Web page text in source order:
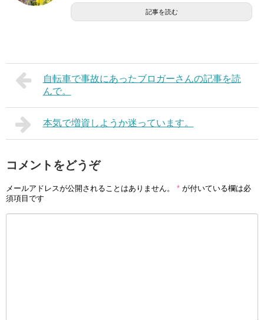
記事を読む
自転車で事故にあったブロガーさんの記事を読
んで。
本気で増資しようか迷っています。
コメントをどうぞ
メールアドレスが公開されることはありません。 * が付いている欄は必
須項目です